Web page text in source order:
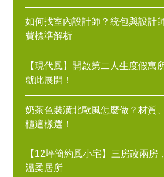
如何找室內設計師？統包與設計
費標準解析
【現代風】開啟第二人生度假寓
就此展開！
奶茶色裝潢北歐風怎麼做？材質
櫃這樣選！
【12坪簡約風小宅】三房改兩房
溫柔居所